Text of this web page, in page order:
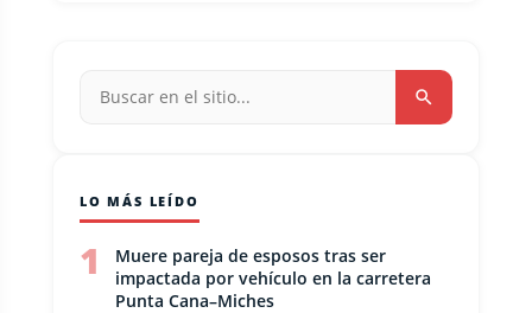
LO MÁS LEÍDO
1
Muere pareja de esposos tras ser
impactada por vehículo en la carretera
Punta Cana–Miches